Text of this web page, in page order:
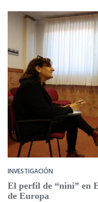
INVESTIGACIÓN
El perfil de “nini” en
de Europa